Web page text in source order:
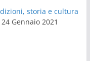
storia e cultura
24 Gennaio 2021